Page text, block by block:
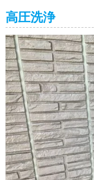
高圧洗浄